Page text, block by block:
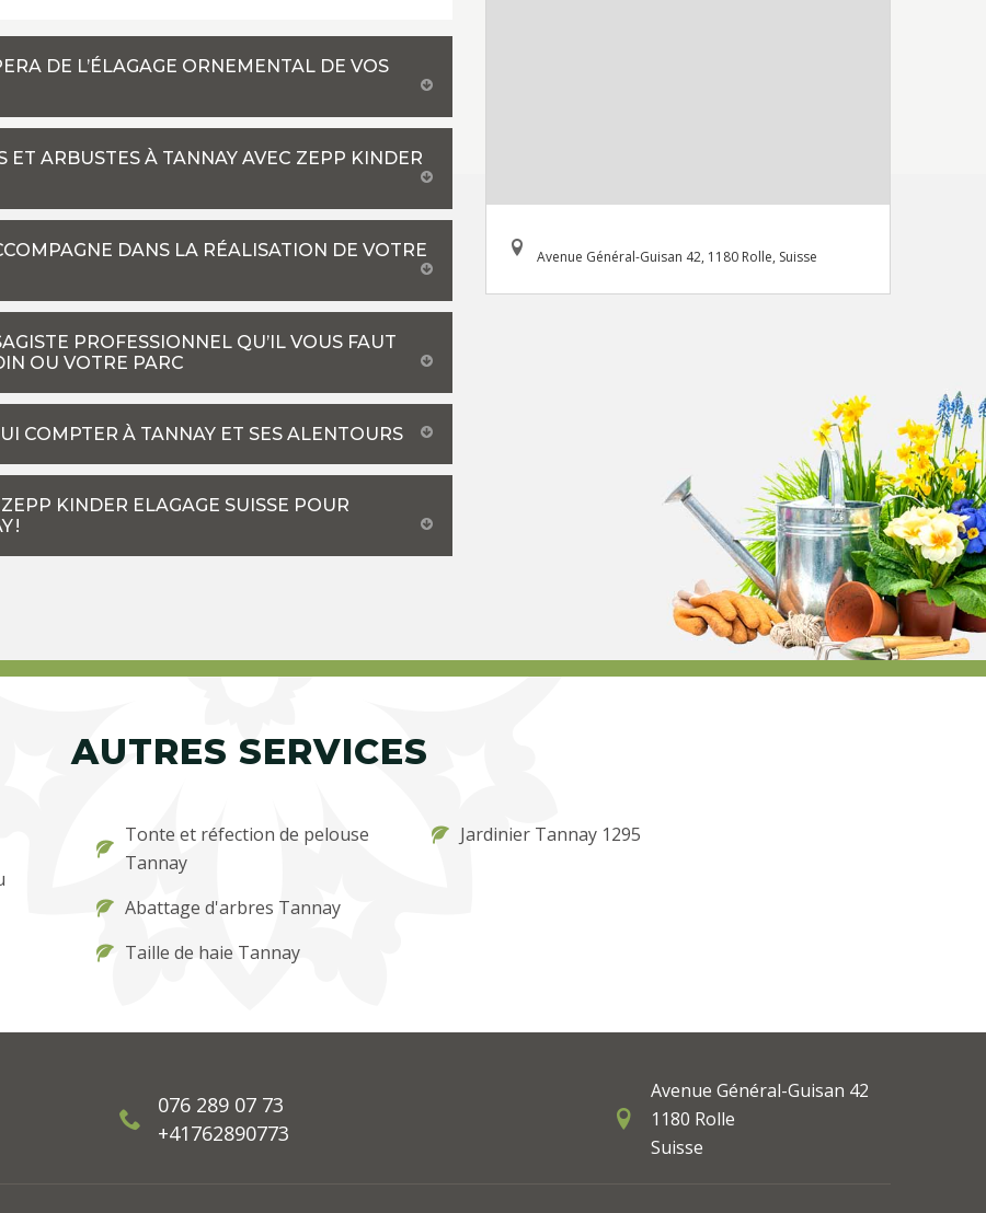
DE L’ÉLAGAGE ORNEMENTAL DE VOS
ET ARBUSTES À TANNAY AVEC ZEPP KINDER
DANS LA RÉALISATION DE VOTRE
PROFESSIONNEL QU’IL VOUS FAUT
OU VOTRE PARC
COMPTER À TANNAY ET SES ALENTOURS
KINDER ELAGAGE SUISSE POUR
!
Avenue Général-Guisan 42, 1180 Rolle, Suisse
AUTRES SERVICES
Tonte et réfection de pelouse
Tannay
Abattage d'arbres Tannay
Taille de haie Tannay
Jardinier Tannay 1295
076 289 07 73
+41762890773
Avenue Général-Guisan 42
1180 Rolle
Suisse